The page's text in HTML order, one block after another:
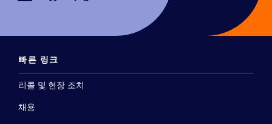
빠른 링크
리콜 및 현장 조치
채용